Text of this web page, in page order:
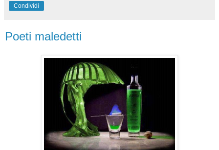
Condividi
Poeti maledetti